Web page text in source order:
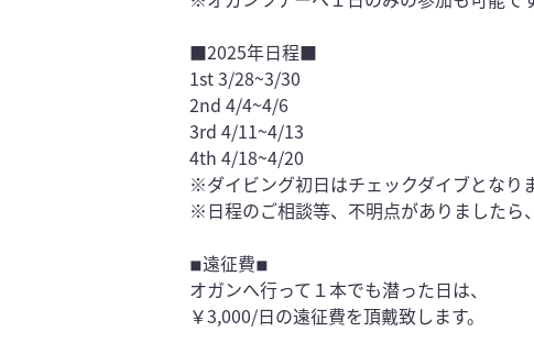
■2025年日程■
1st 3/28~3/30
2nd 4/4~4/6
3rd 4/11~4/13
4th 4/18~4/20
※ダイビング初日はチェックダイブとなりま
※日程のご相談等、不明点がありましたら
◾︎遠征費◾︎
オガンへ行って１本でも潜った日は、
￥3,000/日の遠征費を頂戴致します。